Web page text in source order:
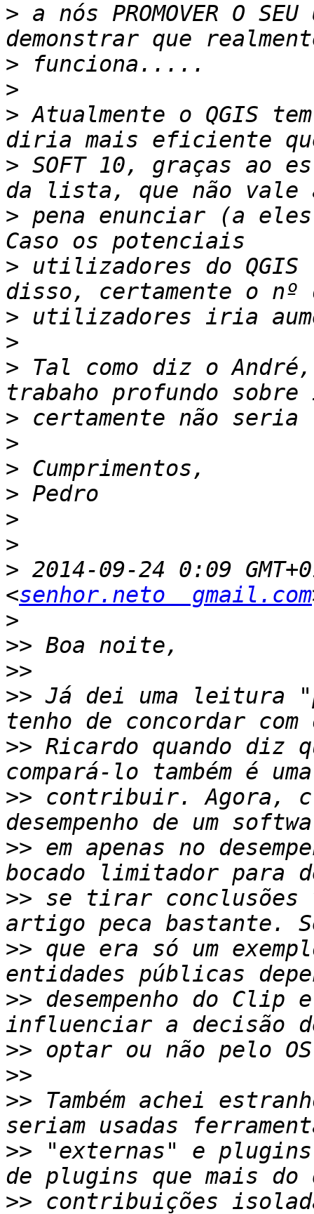
> a nós PROMOVER O
>
>
> Atualmente o QGIS
> SOFT 10, graças ao
> pena enunciar (a
> utilizadores do QGIS
>
>
> Tal como diz o
>
>
>
>
>
>
> 2014-09-24 0:09
<senhor.neto  gmail.com
>
>>
>>
>> Já dei uma leitura
>> Ricardo quando diz
>> contribuir. Agora,
>> em apenas no
>> se tirar conclusões
>> que era só um
>> desempenho do Clip
>>
>>
>> Também achei
>> "externas" e
>> contribuições